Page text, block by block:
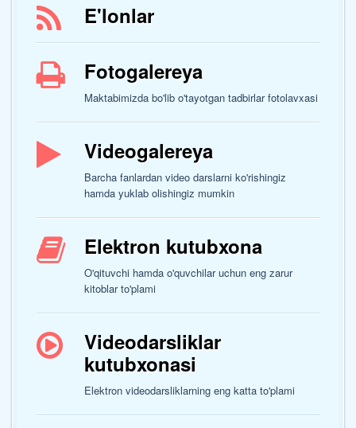
E'lonlar
Fotogalereya
Maktabimizda bo'lib o'tayotgan tadbirlar fotolavxasi
Videogalereya
Barcha fanlardan video darslarni ko'rishingiz
hamda yuklab olishingiz mumkin
Elektron kutubxona
O'qituvchi hamda o'quvchilar uchun eng zarur
kitoblar to'plami
Videodarsliklar
kutubxonasi
Elektron videodarsliklarning eng katta to'plami